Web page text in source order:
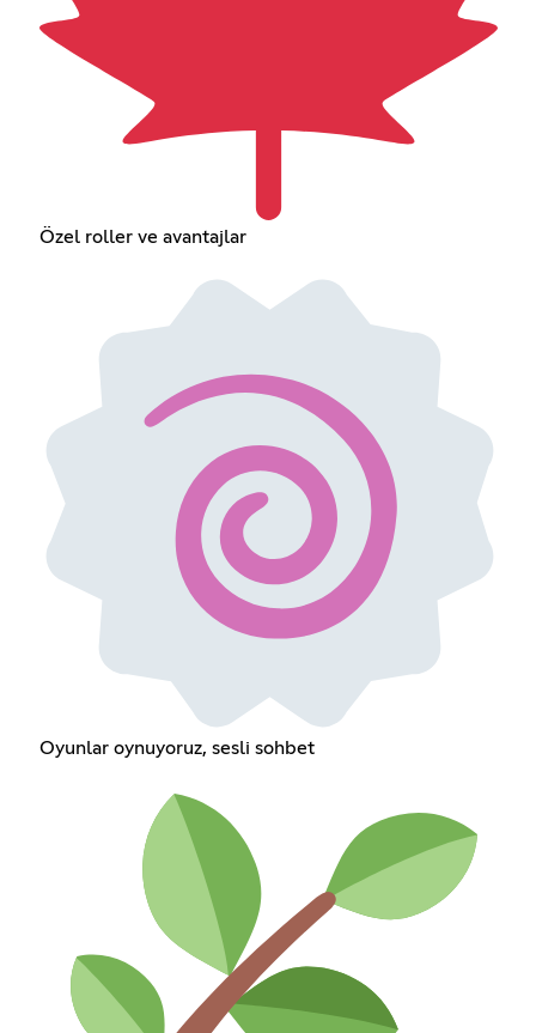
Özel roller ve avantajlar
Oyunlar oynuyoruz, sesli sohbet